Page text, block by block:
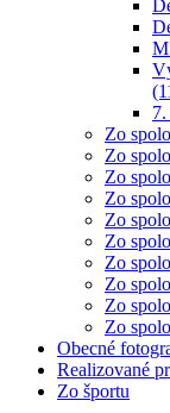
Zo
Zo
Zo
Zo
Zo
Zo
Zo
Zo
Zo
Zo
Obecné
Realizované
Zo športu